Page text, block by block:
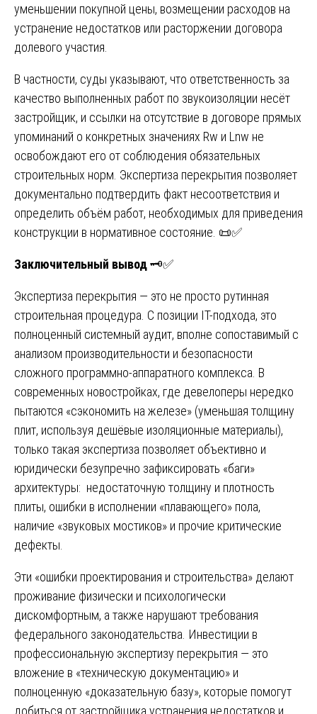
уменьшении покупной цены, возмещении расходов на
устранение недостатков или расторжении договора
долевого участия.
В частности, суды указывают, что ответственность за
качество выполненных работ по звукоизоляции несёт
застройщик, и ссылки на отсутствие в договоре прямых
упоминаний о конкретных значениях Rw и Lnw не
освобождают его от соблюдения обязательных
строительных норм. Экспертиза перекрытия позволяет
документально подтвердить факт несоответствия и
определить объём работ, необходимых для приведения
конструкции в нормативное состояние. 📜✅
Заключительный вывод🗝️✅
Экспертиза перекрытия — это не просто рутинная
строительная процедура. С позиции IT-подхода, это
полноценный системный аудит, вполне сопоставимый с
анализом производительности и безопасности
сложного программно-аппаратного комплекса. В
современных новостройках, где девелоперы нередко
пытаются «сэкономить на железе» (уменьшая толщину
плит, используя дешёвые изоляционные материалы),
только такая экспертиза позволяет объективно и
юридически безупречно зафиксировать «баги»
архитектуры: недостаточную толщину и плотность
плиты, ошибки в исполнении «плавающего» пола,
наличие «звуковых мостиков» и прочие критические
дефекты.
Эти «ошибки проектирования и строительства» делают
проживание физически и психологически
дискомфортным, а также нарушают требования
федерального законодательства. Инвестиции в
профессиональную экспертизу перекрытия — это
вложение в «техническую документацию» и
полноценную «доказательную базу», которые помогут
добиться от застройщика устранения недостатков и